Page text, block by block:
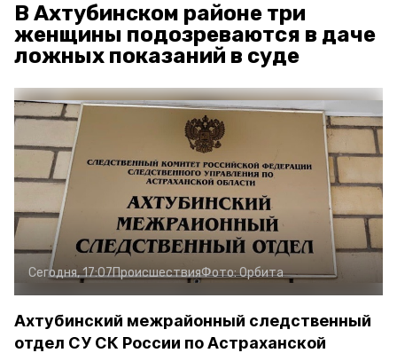
В Ахтубинском районе три
женщины подозреваются в даче
ложных показаний в суде
Сегодня, 17:07ПроисшествияФото:Орбита
Ахтубинский межрайонный следственный
отдел СУ СК России по Астраханской